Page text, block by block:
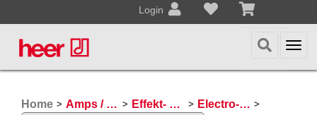
Login
Home > Amps / Effektpedale > Effekt- und Bodenpedale > Electro-Harmonix >